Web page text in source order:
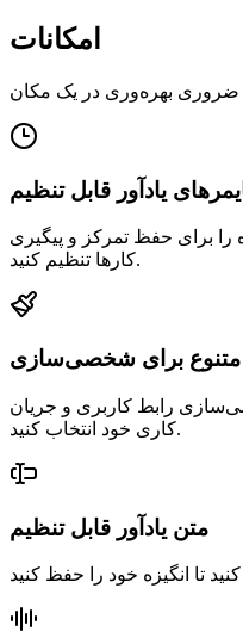
امکانات
یادآور قابل تنظیم
برای حفظ تمرکز و پیگیری
کارها تنظیم کنید.
متنوع برای شخصی‌سازی
رابط کاربری و جریان
کاری خود انتخاب کنید.
متن یادآور قابل تنظیم